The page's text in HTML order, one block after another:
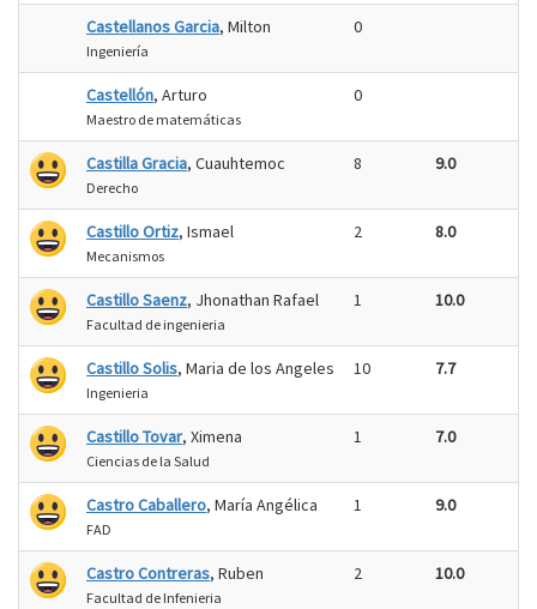
Castellanos Garcia, Milton
Ingeniería
0
Castellón, Arturo
Maestro de matemáticas
0
Castilla Gracia, Cuauhtemoc
Derecho
8 9.0
Castillo Ortiz, Ismael
Mecanismos
2 8.0
Castillo Saenz, Jhonathan Rafael
Facultad de ingenieria
1 10.0
Castillo Solis, Maria de los Angeles
Ingenieria
10 7.7
Castillo Tovar, Ximena
Ciencias de la Salud
1 7.0
Castro Caballero, María Angélica
FAD
1 9.0
Castro Contreras, Ruben
Facultad de Infenieria
2 10.0